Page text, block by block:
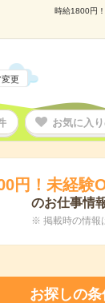
時給1800円
更
お気に入
円！未経験
のお仕事情
※ 掲載時の情報
お探しの